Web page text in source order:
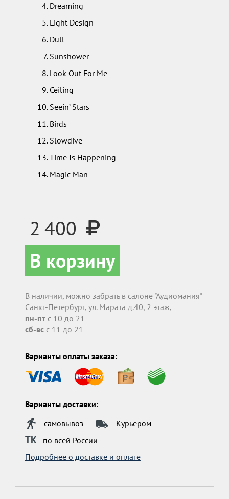
Dreaming
Light Design
Dull
Sunshower
Look Out For Me
Ceiling
Seein’ Stars
Birds
Slowdive
Time Is Happening
Magic Man
2 400
В корзину
В наличии, можно забрать в салоне "Аудиомания"
Санкт-Петербург, ул. Марата д.40, 2 этаж,
пн-птс 10 до 21
сб-всс 11 до 21
Варианты оплаты заказа:
Варианты доставки:
- самовывоз
- Курьером
ТК- по всей России
Подробнее о доставке и оплате